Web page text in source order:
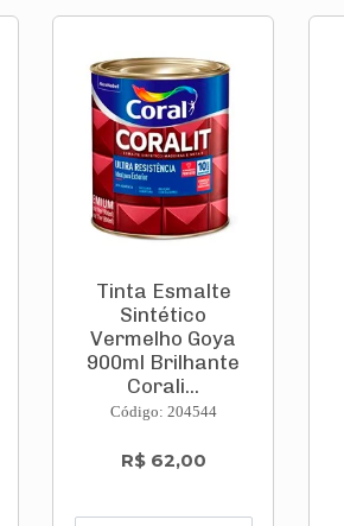
Tinta Esmalte
Sintético
Vermelho Goya
900ml Brilhante
Corali...
Código: 204544
R$ 62,00